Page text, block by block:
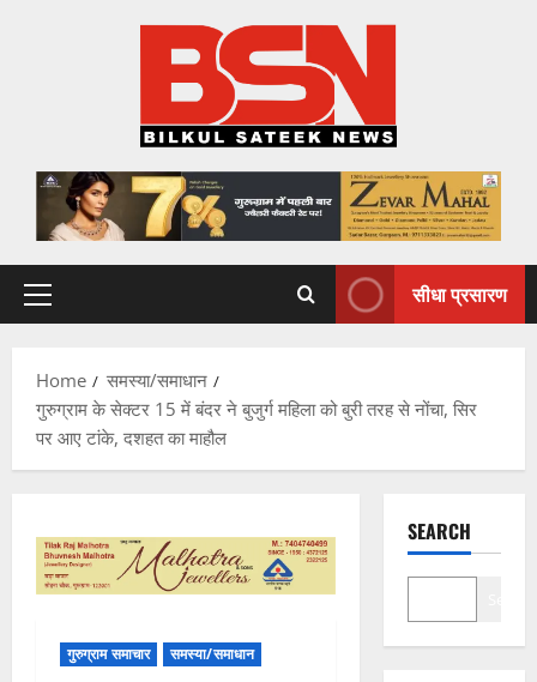
Primary
सीधा प्रसारण
Home
समस्या/समाधान
गुरुग्राम के सेक्टर 15 में बंदर ने बुजुर्ग महिला को बुरी तरह से नोंचा, सिर
पर आए टांके, दशहत का माहौल
गुरुग्राम समाचार समस्या/समाधान
SEARCH